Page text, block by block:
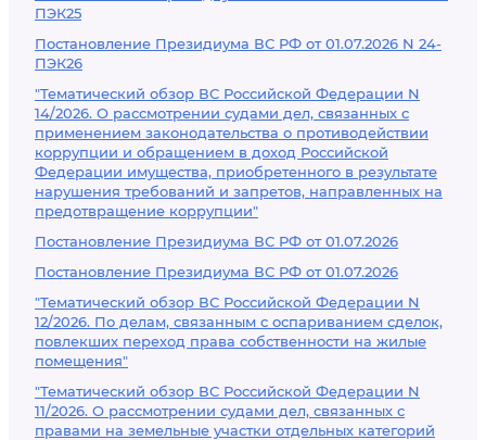
ПЭК25
Постановление Президиума ВС РФ от 01.07.2026 N 24-
ПЭК26
"Тематический обзор ВС Российской Федерации N
14/2026. О рассмотрении судами дел, связанных с
применением законодательства о противодействии
коррупции и обращением в доход Российской
Федерации имущества, приобретенного в результате
нарушения требований и запретов, направленных на
предотвращение коррупции"
Постановление Президиума ВС РФ от 01.07.2026
Постановление Президиума ВС РФ от 01.07.2026
"Тематический обзор ВС Российской Федерации N
12/2026. По делам, связанным с оспариванием сделок,
повлекших переход права собственности на жилые
помещения"
"Тематический обзор ВС Российской Федерации N
11/2026. О рассмотрении судами дел, связанных с
правами на земельные участки отдельных категорий